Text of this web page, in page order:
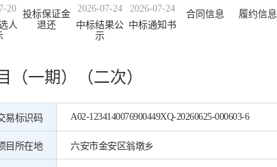
20
人
投标保证金
退还
2026-07-24
中标结果公
示
2026-07-24
中标通知书
合同信息 履约信息
一期）（二次）
易标识码 A02-1234140076900449XQ-20260625-000603-6
目所在地 六安市金安区翁墩乡